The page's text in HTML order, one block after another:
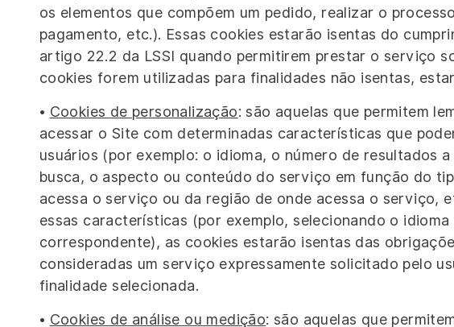
os elementos que compõem um pedido, realizar o
pagamento, etc.). Essas cookies estarão isentas do
artigo 22.2 da LSSI quando permitirem prestar o serviço
cookies forem utilizadas para finalidades não isentas,
• Cookies de personalização: são aquelas que permitem
acessar o Site com determinadas características que
usuários (por exemplo: o idioma, o número de resultados
busca, o aspecto ou conteúdo do serviço em função do
acessa o serviço ou da região de onde acessa o serviço,
essas características (por exemplo, selecionando o
correspondente), as cookies estarão isentas das
consideradas um serviço expressamente solicitado pelo
finalidade selecionada.
• Cookies de análise ou medição: são aquelas que